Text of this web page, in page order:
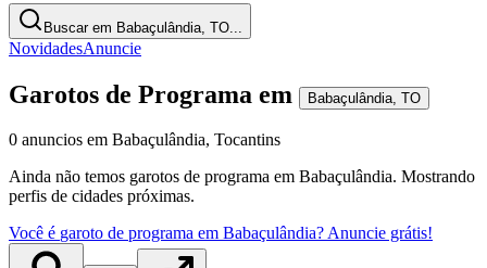
Buscar em Babaçulândia, TO...
NovidadesAnuncie
Garotos de Programa em Babaçulândia TO
0 anuncios em Babaçulândia, Tocantins
Ainda não temos garotos de programa em Babaçulândia. Mostrando
perfis de cidades próximas.
Você é garoto de programa em Babaçulândia? Anuncie grátis!